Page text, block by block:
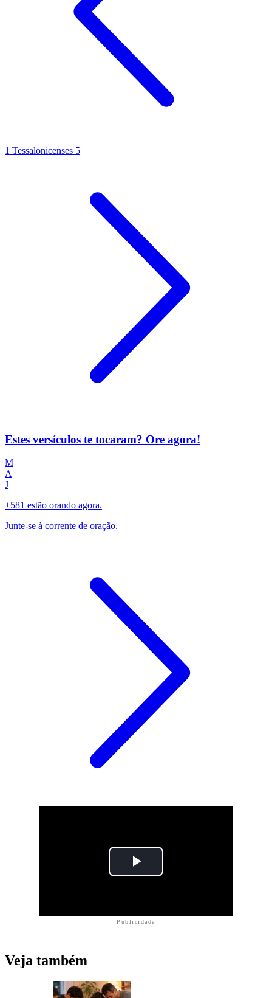
1 Tessalonicenses 5
Estes versículos te tocaram? Ore agora!
M
A
J
+581 estão orando agora.
Junte-se à corrente de oração.
Publicidade
Veja também